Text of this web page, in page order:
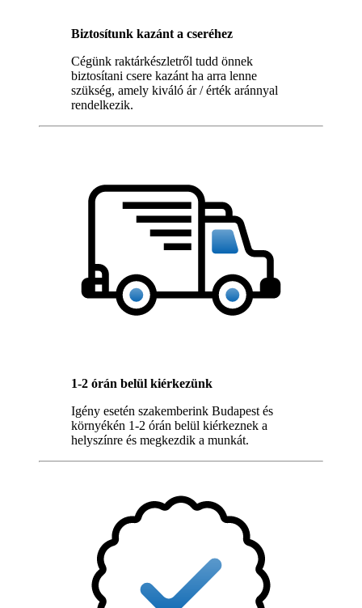
Biztosítunk kazánt a cseréhez
Cégünk raktárkészletről tudd önnek
biztosítani csere kazánt ha arra lenne
szükség, amely kiváló ár / érték aránnyal
rendelkezik.
1-2 órán belül kiérkezünk
Igény esetén szakemberink Budapest és
környékén 1-2 órán belül kiérkeznek a
helyszínre és megkezdik a munkát.